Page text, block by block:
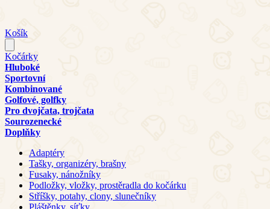
Košík
Kočárky
Hluboké
Sportovní
Kombinované
Golfové, golfky
Pro dvojčata, trojčata
Sourozenecké
Doplňky
Adaptéry
Tašky, organizéry, brašny
Fusaky, nánožníky
Podložky, vložky, prostěradla do kočárku
Stříšky, potahy, clony, slunečníky
Pláštěnky, síťky